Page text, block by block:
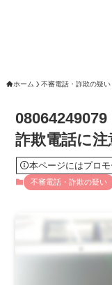
ホーム 不審電話・詐欺の疑い
08064249079
詐欺電話に注
本ページにはプロ
不審電話・詐欺の疑い